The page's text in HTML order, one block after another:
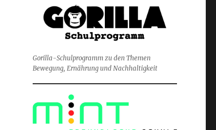
Gorilla-Schulprogramm zu den Themen
Bewegung, Ernährung und Nachhaltigkeit